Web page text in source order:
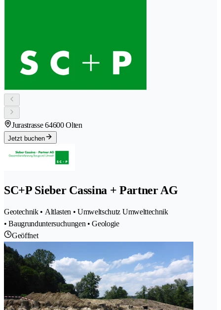
Jurastrasse 64600 Olten
Jetzt buchen
SC+P Sieber Cassina + Partner AG
Geotechnik • Altlasten • Umweltschutz Umwelttechnik
• Baugrunduntersuchungen • Geologie
Geöffnet